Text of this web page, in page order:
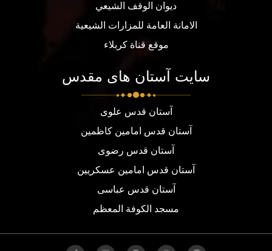
ديوان الوقف الشيعي
الامانة العامة للمزارات الشيعية
موقع قناة كربلاء
سایت آستان های مقدس
آستان قدس علوی
آستان قدس امامین کاظمین
آستان قدس رضوی
آستان قدس امامین عسکریین
آستان قدس عباسی
مسجد الكوفة المعظم